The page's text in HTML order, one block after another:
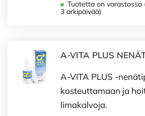
Tuotetta on varastossa
3 arkipäivää)
A-VITA PLUS
A-VITA PLUS -
kosteuttamaan ja
limakalvoja.